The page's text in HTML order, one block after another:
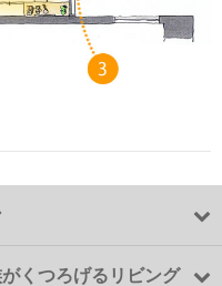
くつろげるリビング